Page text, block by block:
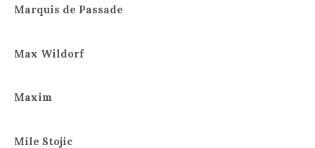
Marquis de Passade
Max Wildorf
Maxim
Mile Stojic